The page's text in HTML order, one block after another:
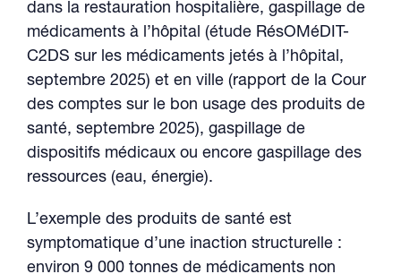
dans la restauration hospitalière, gaspillage de
médicaments à l’hôpital (étude RésOMéDIT-
C2DS sur les médicaments jetés à l’hôpital,
septembre 2025) et en ville (rapport de la Cour
des comptes sur le bon usage des produits de
santé, septembre 2025), gaspillage de
dispositifs médicaux ou encore gaspillage des
ressources (eau, énergie).
L’exemple des produits de santé est
symptomatique d’une inaction structurelle :
environ 9 000 tonnes de médicaments non